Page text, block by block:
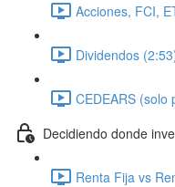
Acciones, FCI,
Dividendos
CEDEARS (solo
Decidiendo donde
Renta Fija vs